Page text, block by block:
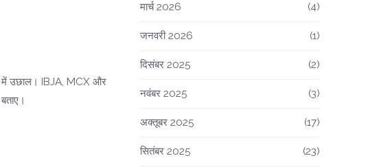
में उछाल। IBJA, MCX और
मार्च 2026 (4)
जनवरी 2026 (1)
दिसंबर 2025 (2)
नवंबर 2025 (3)
अक्तूबर 2025 (17)
सितंबर 2025 (23)